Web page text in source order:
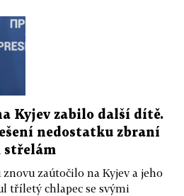
Kyjev zabilo další dítě.
nedostatku zbraní
střelám
zaútočilo na Kyjev a jeho
tříletý chlapec se svými